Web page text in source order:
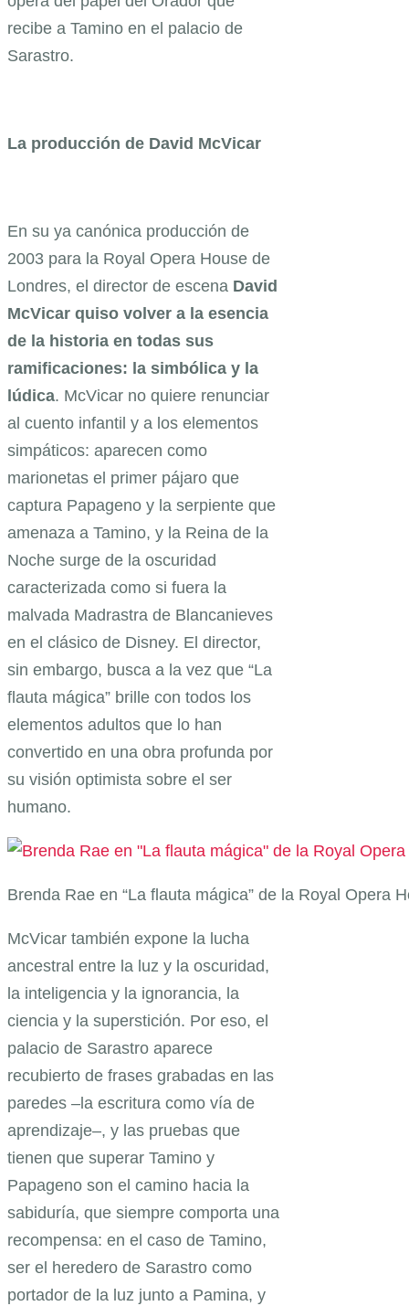
recibe a Tamino en el palacio de
Sarastro.
La producción de David McVicar
En su ya canónica producción de
2003 para la Royal Opera House de
Londres, el director de escena David
McVicar quiso volver a la esencia
de la historia en todas sus
ramificaciones: la simbólica y la
lúdica. McVicar no quiere renunciar
al cuento infantil y a los elementos
simpáticos: aparecen como
marionetas el primer pájaro que
captura Papageno y la serpiente que
amenaza a Tamino, y la Reina de la
Noche surge de la oscuridad
caracterizada como si fuera la
malvada Madrastra de Blancanieves
en el clásico de Disney. El director,
sin embargo, busca a la vez que “La
flauta mágica” brille con todos los
elementos adultos que lo han
convertido en una obra profunda por
su visión optimista sobre el ser
humano.
Brenda Rae en “La flauta mágica” de la Royal Opera
McVicar también expone la lucha
ancestral entre la luz y la oscuridad,
la inteligencia y la ignorancia, la
ciencia y la superstición. Por eso, el
palacio de Sarastro aparece
recubierto de frases grabadas en las
paredes –la escritura como vía de
aprendizaje–, y las pruebas que
tienen que superar Tamino y
Papageno son el camino hacia la
sabiduría, que siempre comporta una
recompensa: en el caso de Tamino,
ser el heredero de Sarastro como
portador de la luz junto a Pamina, y